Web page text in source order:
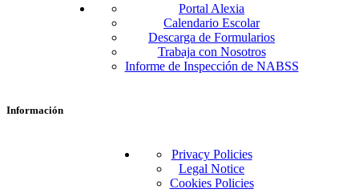
Portal Alexia
Calendario Escolar
Descarga de Formularios
Trabaja con Nosotros
Informe de Inspección de NABSS
Información
Privacy Policies
Legal Notice
Cookies Policies